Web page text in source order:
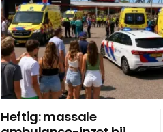
Heftig: massale